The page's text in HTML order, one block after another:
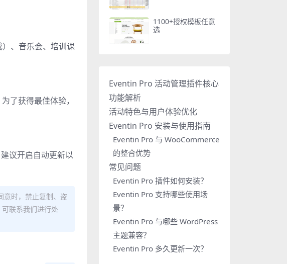
、音乐会、培训课
了获得最佳体验，
议开启自动更新以
意时，禁止复制、盗
联系我们进行处
1100+授权模板任意
选
Eventin Pro 活动管理插件核心
功能解析
活动特色与用户体验优化
Eventin Pro 安装与使用指南
Eventin Pro 与 WooCommerce
的整合优势
常见问题
Eventin Pro 插件如何安装？
Eventin Pro 支持哪些使用场
景？
Eventin Pro 与哪些 WordPress
主题兼容？
Eventin Pro 多久更新一次？